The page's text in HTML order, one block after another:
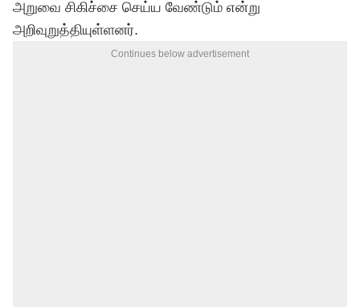
அறுவை சிகிச்சை செய்ய வேண்டும் என்று
அறிவுறுத்தியுள்ளனர்.
Continues below advertisement